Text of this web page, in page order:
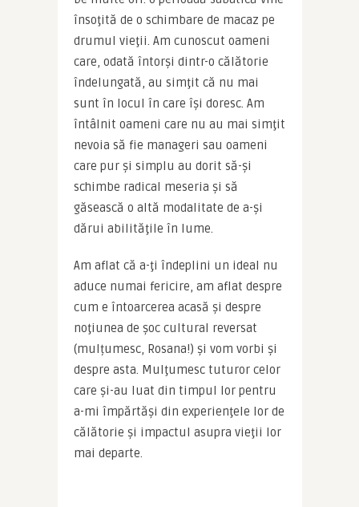
însoţită de o schimbare de macaz pe
drumul vieţii. Am cunoscut oameni
care, odată întorşi dintr-o călătorie
îndelungată, au simţit că nu mai
sunt în locul în care îşi doresc. Am
întâlnit oameni care nu au mai simţit
nevoia să fie manageri sau oameni
care pur şi simplu au dorit să-şi
schimbe radical meseria şi să
găsească o altă modalitate de a-şi
dărui abilităţile în lume.
Am aflat că a-ţi îndeplini un ideal nu
aduce numai fericire, am aflat despre
cum e întoarcerea acasă și despre
noţiunea de şoc cultural reversat
(mulțumesc, Rosana!) şi vom vorbi şi
despre asta. Mulţumesc tuturor celor
care şi-au luat din timpul lor pentru
a-mi împărtăşi din experienţele lor de
călătorie şi impactul asupra vieţii lor
mai departe.